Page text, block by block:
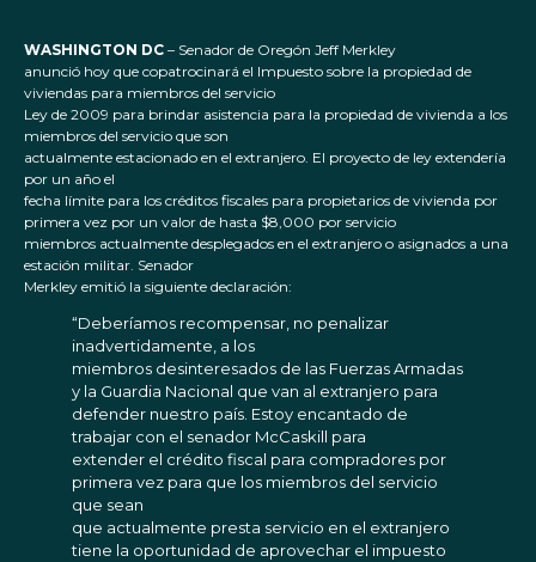
WASHINGTON DC – Senador de Oregón Jeff Merkley
anunció hoy que copatrocinará el Impuesto sobre la propiedad de
viviendas para miembros del servicio
Ley de 2009 para brindar asistencia para la propiedad de vivienda a los
miembros del servicio que son
actualmente estacionado en el extranjero. El proyecto de ley extendería
por un año el
fecha límite para los créditos fiscales para propietarios de vivienda por
primera vez por un valor de hasta $8,000 por servicio
miembros actualmente desplegados en el extranjero o asignados a una
estación militar. Senador
Merkley emitió la siguiente declaración:
“Deberíamos recompensar, no penalizar
inadvertidamente, a los
miembros desinteresados de las Fuerzas Armadas
y la Guardia Nacional que van al extranjero para
defender nuestro país. Estoy encantado de
trabajar con el senador McCaskill para
extender el crédito fiscal para compradores por
primera vez para que los miembros del servicio
que sean
que actualmente presta servicio en el extranjero
tiene la oportunidad de aprovechar el impuesto